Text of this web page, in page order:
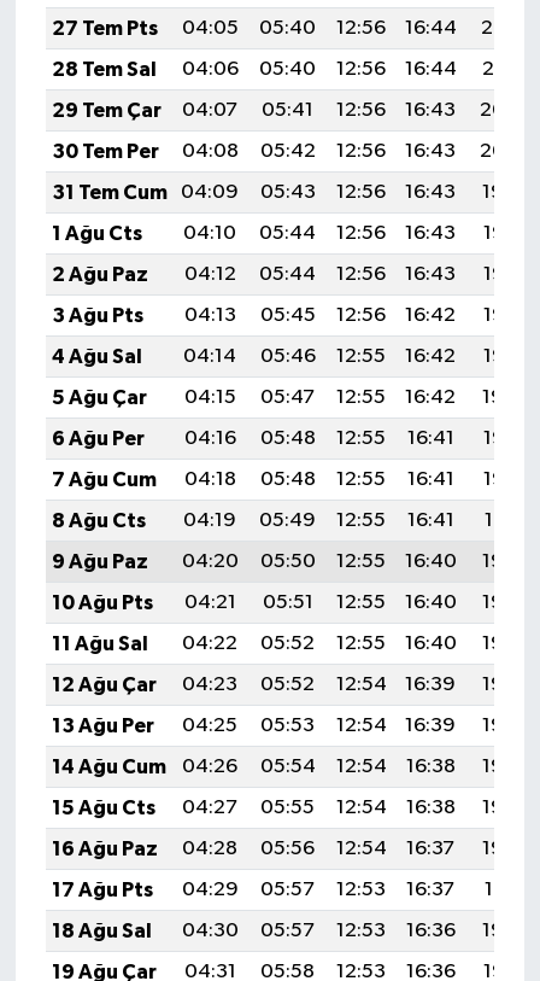
27 Tem Pts
04:05 05:40 12:56 16:44
20:02
28 Tem Sal
04:06 05:40 12:56 16:44
20:01
29 Tem Çar
04:07 05:41 12:56 16:43
20:00
30 Tem Per
04:08 05:42 12:56 16:43
20:00
31 Tem Cum
04:09 05:43 12:56 16:43
19:59
1 Ağu Cts
04:10 05:44 12:56 16:43
19:58
2 Ağu Paz
04:12 05:44 12:56 16:43
19:57
3 Ağu Pts
04:13 05:45 12:56 16:42
19:56
4 Ağu Sal
04:14 05:46 12:55 16:42
19:55
5 Ağu Çar
04:15 05:47 12:55 16:42
19:54
6 Ağu Per
04:16 05:48 12:55 16:41
19:53
7 Ağu Cum
04:18 05:48 12:55 16:41
19:52
8 Ağu Cts
04:19 05:49 12:55 16:41
19:51
9 Ağu Paz
04:20 05:50 12:55 16:40
19:50
10 Ağu Pts
04:21 05:51 12:55 16:40
19:49
11 Ağu Sal
04:22 05:52 12:55 16:40
19:48
12 Ağu Çar
04:23 05:52 12:54 16:39
19:46
13 Ağu Per
04:25 05:53 12:54 16:39
19:45
14 Ağu Cum
04:26 05:54 12:54 16:38
19:44
15 Ağu Cts
04:27 05:55 12:54 16:38
19:43
16 Ağu Paz
04:28 05:56 12:54 16:37
19:42
17 Ağu Pts
04:29 05:57 12:53 16:37
19:41
18 Ağu Sal
04:30 05:57 12:53 16:36
19:39
19 Ağu Çar
04:31 05:58 12:53 16:36
19:38